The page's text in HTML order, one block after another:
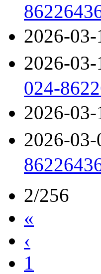
2026-03-
2026-03-
024-
2026-03-
2026-03-
2/256
«
‹
1